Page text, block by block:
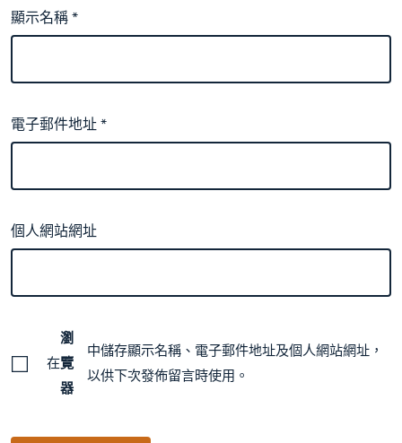
顯示名稱*
電子郵件地址*
個人網站網址
在
瀏
覽
器
中儲存顯示名稱、電子郵件地址及個人網站網址，
以供下次發佈留言時使用。